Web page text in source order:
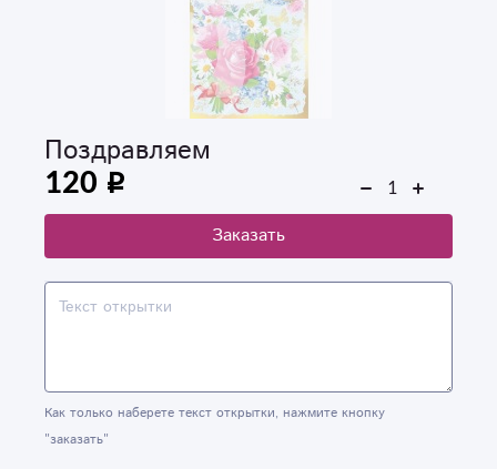
Поздравляем
120
Заказать
Как только наберете текст открытки, нажмите кнопку
"заказать"